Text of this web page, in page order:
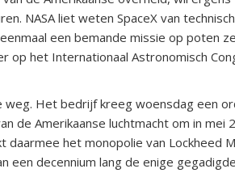
NASA liet weten SpaceX van
een bemande missie op poten
op het Internationaal Astronomisch
weg. Het bedrijf kreeg woensdag een
de Amerikaanse luchtmacht om in mei
het monopolie van Lockheed
een decennium lang de enige